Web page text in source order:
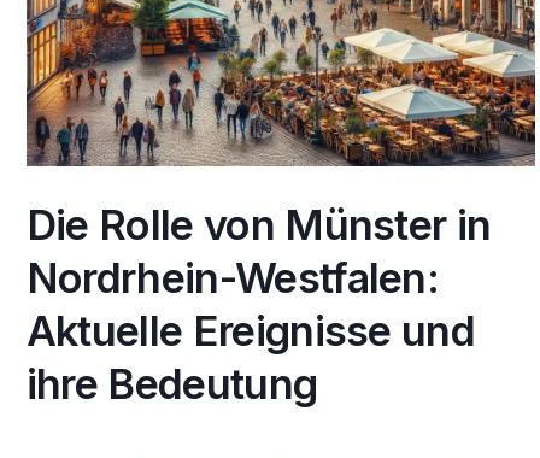
Die Rolle von Münster in
Nordrhein-Westfalen:
Aktuelle Ereignisse und
ihre Bedeutung